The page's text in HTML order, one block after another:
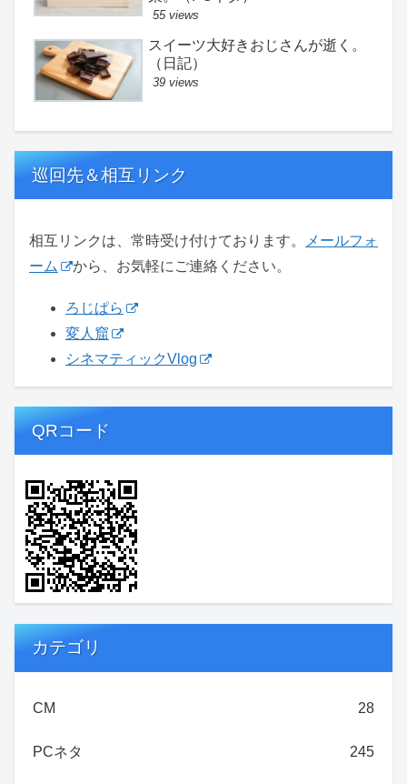
55 views
スイーツ大好きおじさんが逝く。
（日記）
39 views
巡回先＆相互リンク
相互リンクは、常時受け付けております。
メールフォ
ーム
から、お気軽にご連絡ください。
ろじぱら
変人窟
シネマティックVlog
QRコード
カテゴリ
CM 28
PCネタ 245